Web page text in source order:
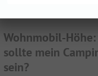
Wohnmobil-
sollte mein
sein?